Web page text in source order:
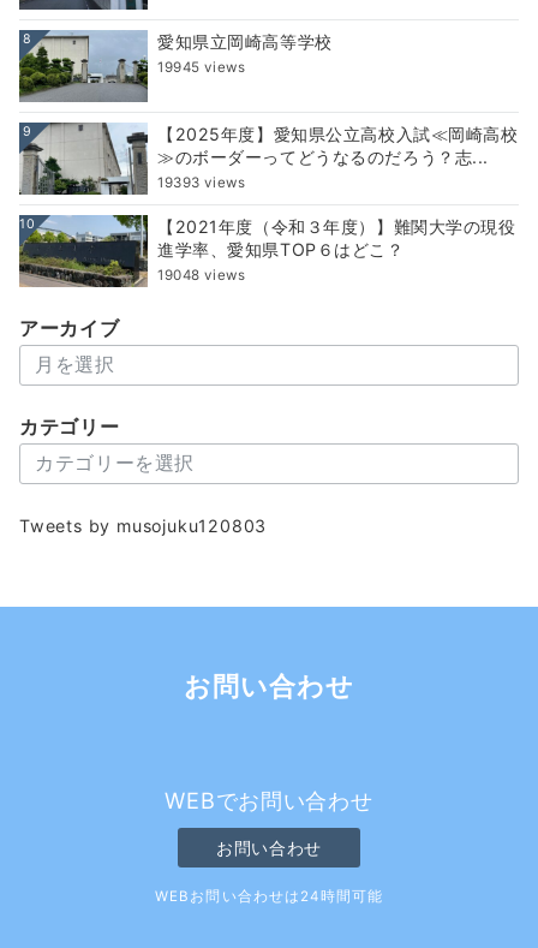
8 愛知県立岡崎高等学校
19945 views
9
【2025年度】愛知県公立高校入試≪岡崎高校
≫のボーダーってどうなるのだろう？志...
19393 views
10
【2021年度（令和３年度）】難関大学の現役
進学率、愛知県TOP６はどこ？
19048 views
アーカイブ
ー
イ
カテゴリー
テ
リ
Tweets by musojuku120803
お問い合わせ
WEBでお問い合わせ
お問い合わせ
WEBお問い合わせは24時間可能